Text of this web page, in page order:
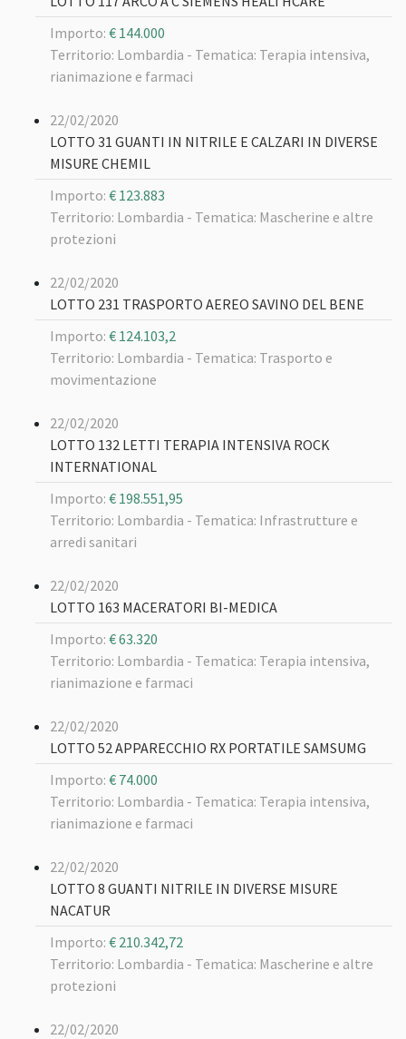
Importo: € 144.000
Territorio: Lombardia - Tematica: Terapia intensiva,
rianimazione e farmaci
22/02/2020
LOTTO 31 GUANTI IN NITRILE E CALZARI IN DIVERSE
MISURE CHEMIL
Importo: € 123.883
Territorio: Lombardia - Tematica: Mascherine e altre
protezioni
22/02/2020
LOTTO 231 TRASPORTO AEREO SAVINO DEL BENE
Importo: € 124.103,2
Territorio: Lombardia - Tematica: Trasporto e
movimentazione
22/02/2020
LOTTO 132 LETTI TERAPIA INTENSIVA ROCK
INTERNATIONAL
Importo: € 198.551,95
Territorio: Lombardia - Tematica: Infrastrutture e
arredi sanitari
22/02/2020
LOTTO 163 MACERATORI BI-MEDICA
Importo: € 63.320
Territorio: Lombardia - Tematica: Terapia intensiva,
rianimazione e farmaci
22/02/2020
LOTTO 52 APPARECCHIO RX PORTATILE SAMSUMG
Importo: € 74.000
Territorio: Lombardia - Tematica: Terapia intensiva,
rianimazione e farmaci
22/02/2020
LOTTO 8 GUANTI NITRILE IN DIVERSE MISURE
NACATUR
Importo: € 210.342,72
Territorio: Lombardia - Tematica: Mascherine e altre
protezioni
22/02/2020